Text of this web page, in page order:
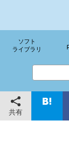
ソフト
ライブラリ
共有